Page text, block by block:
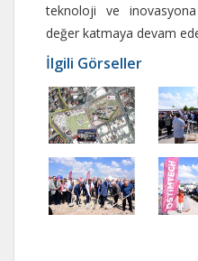
teknoloji ve
değer katmaya devam
İlgili Görseller